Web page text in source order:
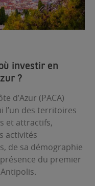
investir en
?
d’Azur (PACA)
l’un des territoires
et attractifs,
activités
de sa démographie
du premier